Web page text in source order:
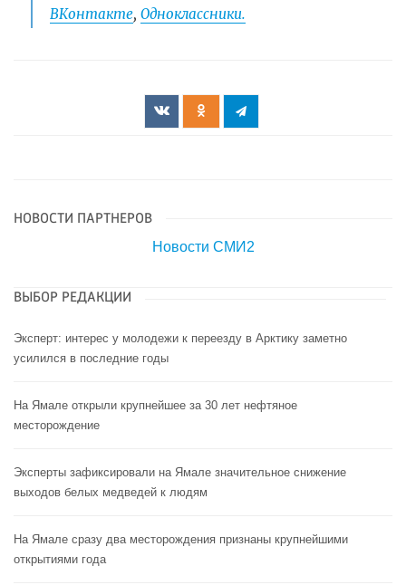
ВКонтакте, Одноклассники.
НОВОСТИ ПАРТНЕРОВ
Новости СМИ2
ВЫБОР РЕДАКЦИИ
Эксперт: интерес у молодежи к переезду в Арктику заметно
усилился в последние годы
На Ямале открыли крупнейшее за 30 лет нефтяное
месторождение
Эксперты зафиксировали на Ямале значительное снижение
выходов белых медведей к людям
На Ямале сразу два месторождения признаны крупнейшими
открытиями года